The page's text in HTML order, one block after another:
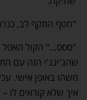
"חטף התקף לב,
"ססס…" הקול
שהג'ינג'י הזה עם
משהו באופן אישי.
איך שלא קוראים לו